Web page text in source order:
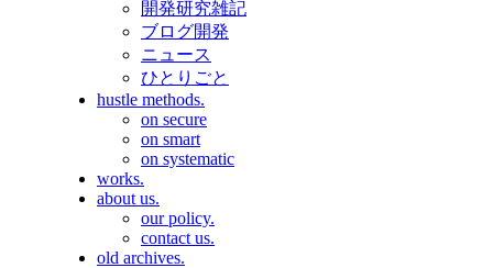
開発研究雑記
ブログ開発
ニュース
ひとりごと
hustle methods.
on secure
on smart
on systematic
works.
about us.
our policy.
contact us.
old archives.